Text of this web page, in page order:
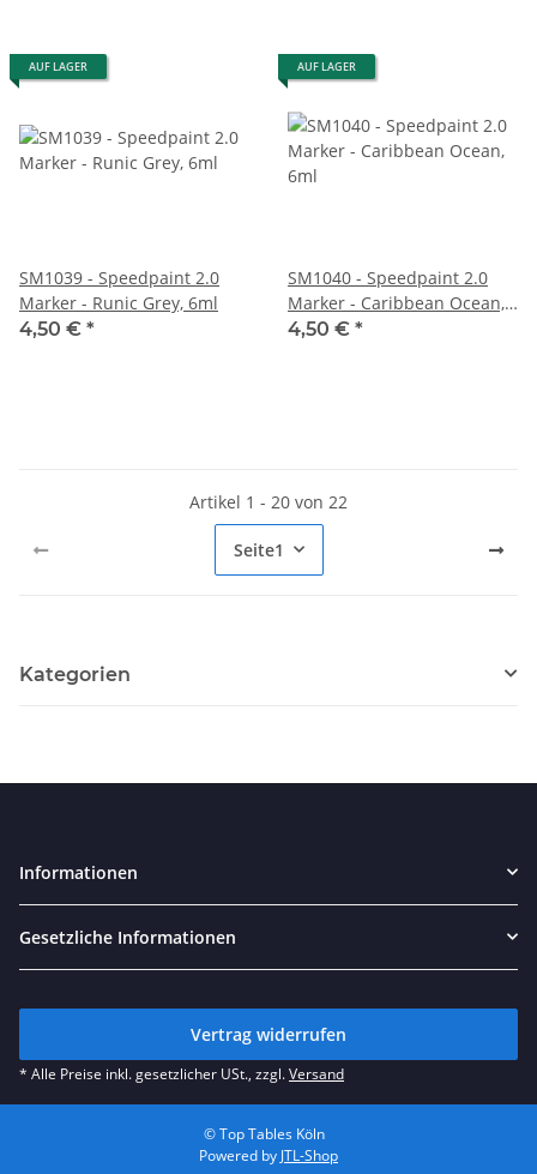
AUF LAGER
SM1039 - Speedpaint 2.0
Marker - Runic Grey, 6ml
4,50 € *
AUF LAGER
SM1040 - Speedpaint 2.0
Marker - Caribbean Ocean,
6ml
4,50 € *
Artikel 1 - 20 von 22
Seite1
Kategorien
Informationen
Gesetzliche Informationen
Vertrag widerrufen
* Alle Preise inkl. gesetzlicher USt., zzgl.Versand
© Top Tables Köln
Powered by JTL-Shop